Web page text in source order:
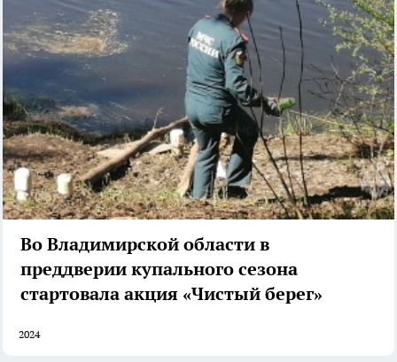
Во Владимирской области в
преддверии купального сезона
стартовала акция «Чистый берег»
2024